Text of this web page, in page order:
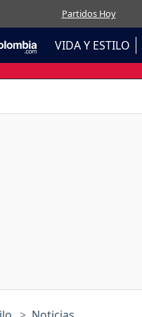
Partidos Hoy
VIDA Y ESTILO